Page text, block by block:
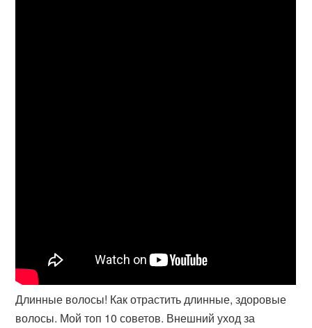
Длинные волосы! Как отрастить длинные, здоровые
волосы. Мой топ 10 советов. Внешний уход за